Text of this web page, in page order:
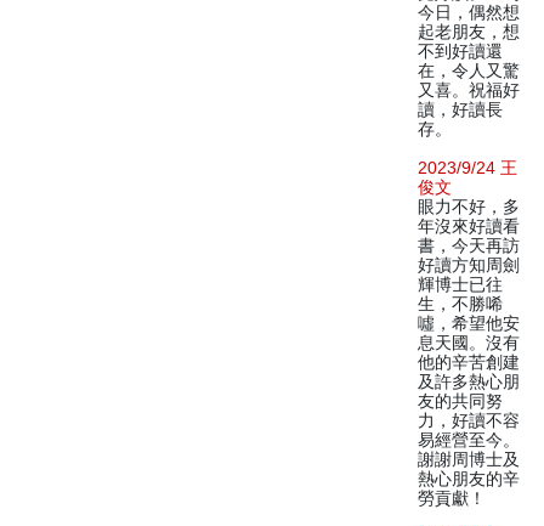
今日，偶然想
起老朋友，想
不到好讀還
在，令人又驚
又喜。祝福好
讀，好讀長
存。
2023/9/24 王
俊文
眼力不好，多
年沒來好讀看
書，今天再訪
好讀方知周劍
輝博士已往
生，不勝唏
噓，希望他安
息天國。沒有
他的辛苦創建
及許多熱心朋
友的共同努
力，好讀不容
易經營至今。
謝謝周博士及
熱心朋友的辛
勞貢獻！